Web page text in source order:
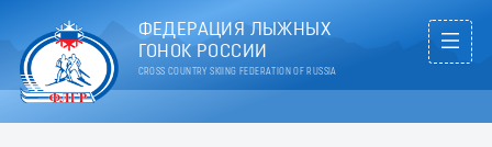
ФЕДЕРАЦИЯ ЛЫЖНЫХ
ГОНОК РОССИИ
CROSS COUNTRY SKIING FEDERATION OF RUSSIA